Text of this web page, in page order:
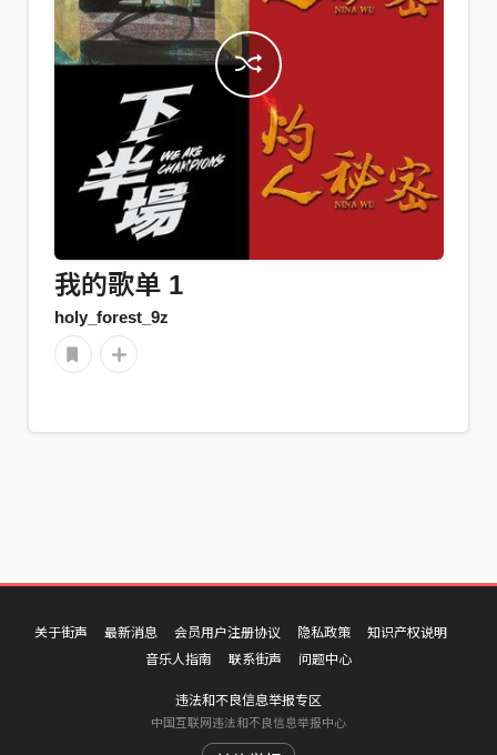
我的歌单 1
holy_forest_9z
关于街声 最新消息 会员用户注册协议 隐私政策
知识产权说明
音乐人指南
联系街声 问题中心
违法和不良信息举报专区
中国互联网违法和不良信息举报中心